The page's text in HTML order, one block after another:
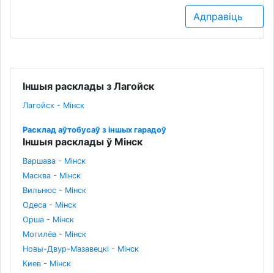
Адправіць
Іншыя расклады з Лагойск
Лагойск - Мінск
Расклад аўтобусаў з іншых гарадоў
Іншыя расклады ў Мінск
Варшава - Мінск
Масква - Мінск
Вильнюс - Мінск
Одеса - Мінск
Орша - Мінск
Могилёв - Мінск
Новы-Двур-Мазавецкі - Мінск
Киев - Мінск